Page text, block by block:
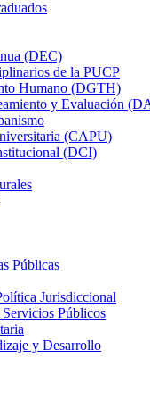
(DEC)
de la PUCP
Humano (DGTH)
y Evaluación
(CAPU)
(DCI)
Públicas
Jurisdiccional
Públicos
y Desarrollo